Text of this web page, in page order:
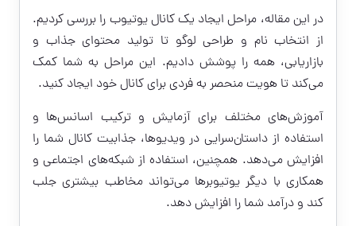
در این مقاله، مراحل ایجاد یک کانال یوتیوب را بررسی کردیم.
از انتخاب نام و طراحی لوگو تا تولید محتوای جذاب و
بازاریابی، همه را پوشش دادیم. این مراحل به شما کمک
می‌کند تا هویت منحصر به فردی برای کانال خود ایجاد کنید.
آموزش‌های مختلف برای آزمایش و ترکیب اسانس‌ها و
استفاده از داستان‌سرایی در ویدیوها، جذابیت کانال شما را
افزایش می‌دهد. همچنین، استفاده از شبکه‌های اجتماعی و
همکاری با دیگر یوتیوبرها می‌تواند مخاطب بیشتری جلب
کند و درآمد شما را افزایش دهد.